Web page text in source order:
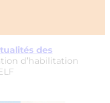
des
d’habilitation